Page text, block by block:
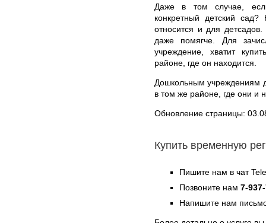
Даже в том случае,
конкретный детский
относится и для
даже помягче. Для
учреждение, хватит
районе, где он находится.
Дошкольным учреждениям
в том же районе, где они и
Обновление страницы:
Купить временную
Пишите нам в чат
Позвоните нам 7-
Напишите нам